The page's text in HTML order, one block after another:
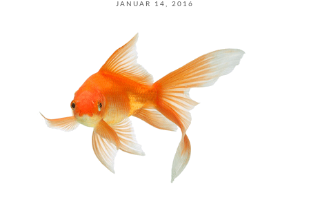
JANUAR 14, 2016